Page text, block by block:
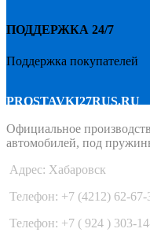
ПОДДЕРЖКА 24/7
Поддержка покупателей
PROSTAVKI27RUS.RU
Официальное
автомобилей, под
Адрес: Хабаровск
Телефон: +7 (4212) 62-67-
Телефон: +7 ( 924 ) 303-